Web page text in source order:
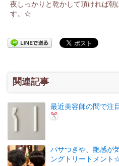
夜しっかりと乾かして頂ければ
す。☆
関連記事
最近美容師の間で注
パサつきや、艶感が
ングトリートメント